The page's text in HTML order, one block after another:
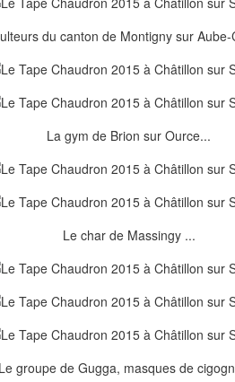
du canton de Montigny sur
La gym de Brion sur Ource...
Le char de Massingy ...
Le groupe de Gugga, masques de